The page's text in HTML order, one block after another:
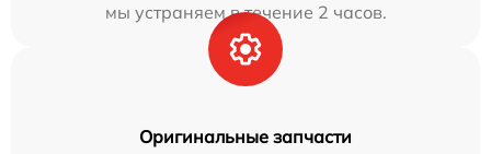
мы устраняем в течение 2 часов.
Оригинальные запчасти